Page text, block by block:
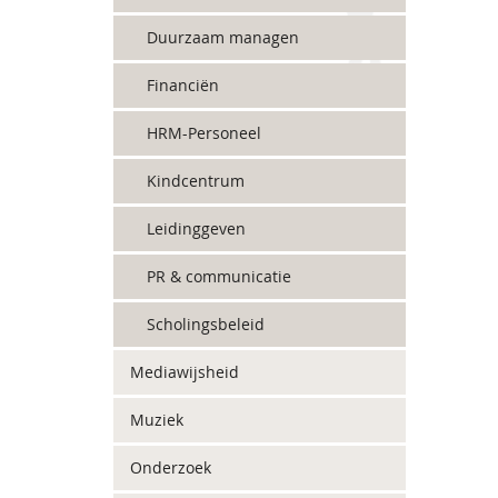
Duurzaam managen
Financiën
HRM-Personeel
Kindcentrum
Leidinggeven
PR & communicatie
Scholingsbeleid
Mediawijsheid
Muziek
Onderzoek